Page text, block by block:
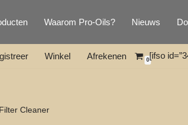
Waarom Pro-Oils? Nieuws
Winkel Afrekenen 0[ifso
Cleaner